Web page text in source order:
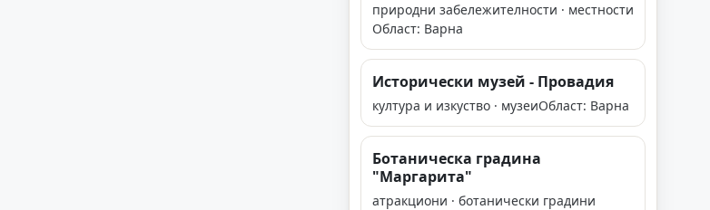
природни забележителности · местности
Област: Варна
Исторически музей - Провадия
култура и изкуство · музеиОбласт: Варна
Ботаническа градина
"Мaргарита"
атракциони · ботанически градини